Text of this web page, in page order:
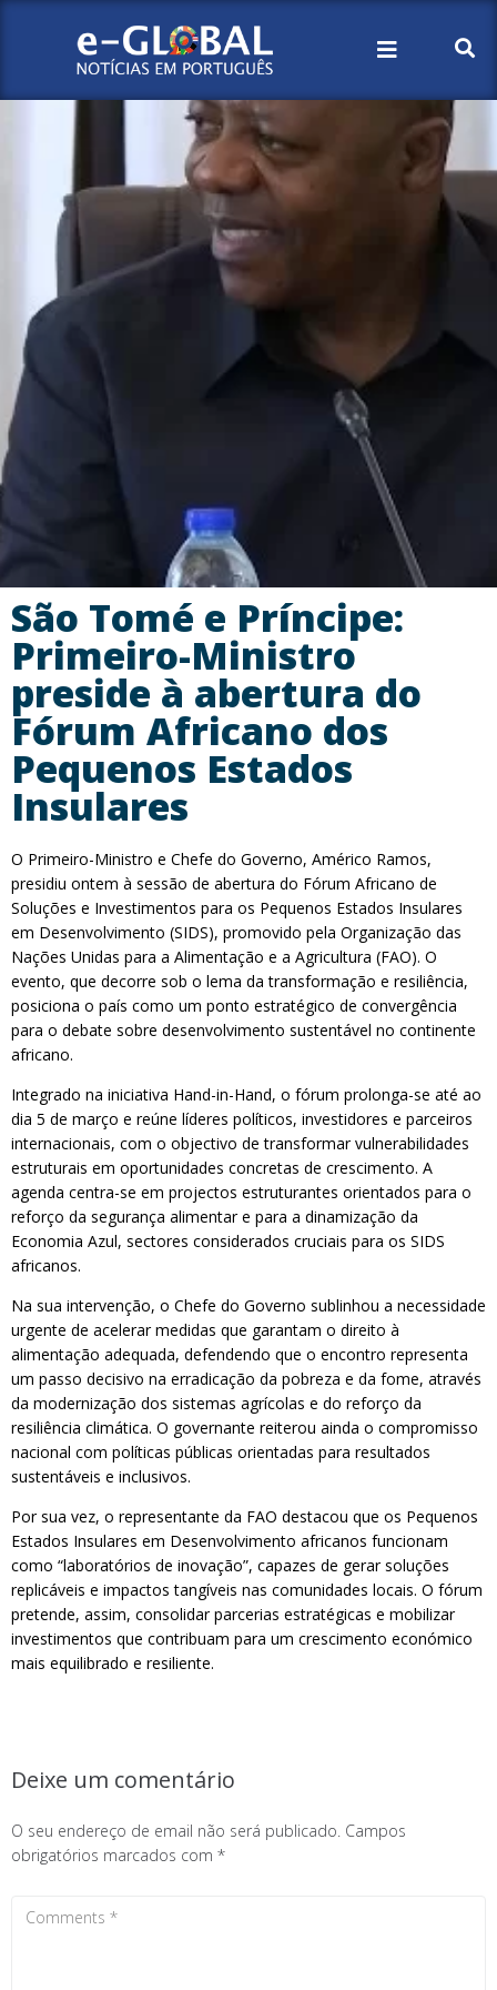
São Tomé e Príncipe:
Primeiro-Ministro
preside à abertura do
Fórum Africano dos
Pequenos Estados
Insulares
O Primeiro-Ministro e Chefe do Governo, Américo Ramos,
presidiu ontem à sessão de abertura do Fórum Africano de
Soluções e Investimentos para os Pequenos Estados Insulares
em Desenvolvimento (SIDS), promovido pela Organização das
Nações Unidas para a Alimentação e a Agricultura (FAO). O
evento, que decorre sob o lema da transformação e resiliência,
posiciona o país como um ponto estratégico de convergência
para o debate sobre desenvolvimento sustentável no continente
africano.
Integrado na iniciativa Hand-in-Hand, o fórum prolonga-se até ao
dia 5 de março e reúne líderes políticos, investidores e parceiros
internacionais, com o objectivo de transformar vulnerabilidades
estruturais em oportunidades concretas de crescimento. A
agenda centra-se em projectos estruturantes orientados para o
reforço da segurança alimentar e para a dinamização da
Economia Azul, sectores considerados cruciais para os SIDS
africanos.
Na sua intervenção, o Chefe do Governo sublinhou a necessidade
urgente de acelerar medidas que garantam o direito à
alimentação adequada, defendendo que o encontro representa
um passo decisivo na erradicação da pobreza e da fome, através
da modernização dos sistemas agrícolas e do reforço da
resiliência climática. O governante reiterou ainda o compromisso
nacional com políticas públicas orientadas para resultados
sustentáveis e inclusivos.
Por sua vez, o representante da FAO destacou que os Pequenos
Estados Insulares em Desenvolvimento africanos funcionam
como “laboratórios de inovação”, capazes de gerar soluções
replicáveis e impactos tangíveis nas comunidades locais. O fórum
pretende, assim, consolidar parcerias estratégicas e mobilizar
investimentos que contribuam para um crescimento económico
mais equilibrado e resiliente.
Deixe um comentário
O seu endereço de email não será publicado. Campos
obrigatórios marcados com *